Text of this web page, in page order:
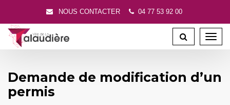
NOUS CONTACTER 04 77 53 92 00
Demande de modification d’un
permis